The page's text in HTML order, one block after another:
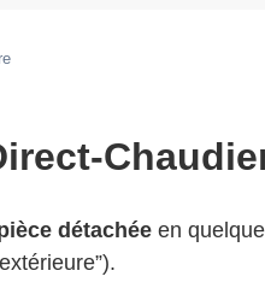
détachée en